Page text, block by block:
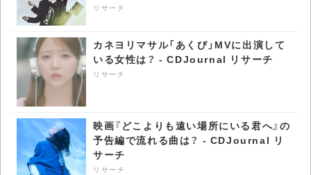
リサーチ
カネヨリマサル「あくび」MVに出演して
いる女性は？ - CDJournal リサーチ
リサーチ
映画『どこよりも遠い場所にいる君へ』の
予告編で流れる曲は？ - CDJournal リ
サーチ
リサーチ